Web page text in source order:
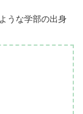
うな学部の出身